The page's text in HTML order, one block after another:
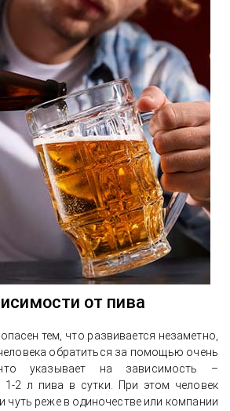
от пива
тем, что развивается незаметно,
обратиться за помощью очень
указывает на зависимость –
1-2 л пива в сутки. При этом человек
чуть реже в одиночестве или компании